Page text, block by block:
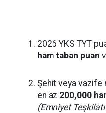
2026 YKS TYT
ham taban puan
Şehit veya vazife
en az 200,000
(Emniyet